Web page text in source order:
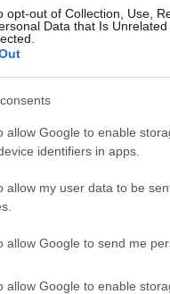
opt-out of Collection, Use,
Data that Is
allow Google to enable
identifiers in apps.
allow my user data to be
allow Google to send me
allow Google to enable